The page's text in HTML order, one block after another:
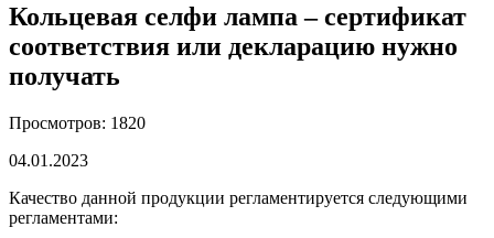
Кольцевая селфи лампа – сертификат
соответствия или декларацию нужно
получать
Просмотров: 1820
04.01.2023
Качество данной продукции регламентируется следующими
регламентами: